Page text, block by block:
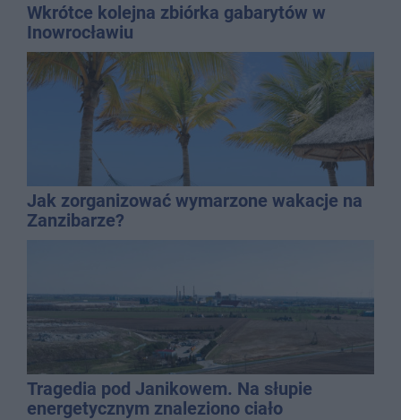
Wkrótce kolejna zbiórka gabarytów w
Inowrocławiu
Jak zorganizować wymarzone wakacje na
Zanzibarze?
Tragedia pod Janikowem. Na słupie
energetycznym znaleziono ciało